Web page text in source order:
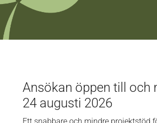
Ansökan öppen till och
24 augusti 2026